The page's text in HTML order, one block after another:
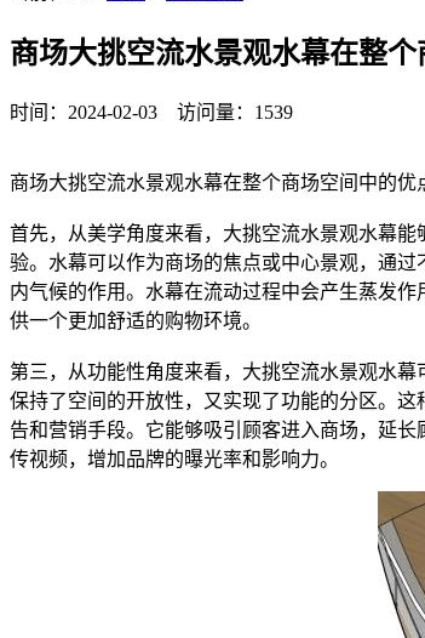
商场大挑空流水景观水幕在整
时间：2024-02-03 访问量：1539
商场大挑空流水景观水幕在整个商场空间中的
首先，从美学角度来看，大挑空流水景观水幕
验。水幕可以作为商场的焦点或中心景观，通
内气候的作用。水幕在流动过程中会产生蒸发
供一个更加舒适的购物环境。
第三，从功能性角度来看，大挑空流水景观水
保持了空间的开放性，又实现了功能的分区。
告和营销手段。它能够吸引顾客进入商场，延
传视频，增加品牌的曝光率和影响力。